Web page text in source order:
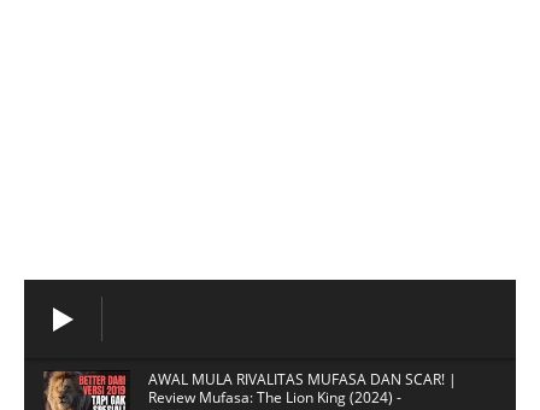
AWAL MULA RIVALITAS MUFASA DAN SCAR! |
Review Mufasa: The Lion King (2024) -